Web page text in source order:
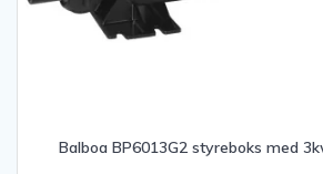
Balboa BP6013G2 styreboks med